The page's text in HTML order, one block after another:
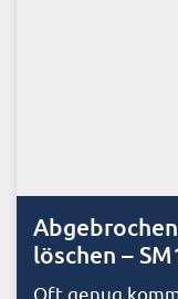
löschen –
Oft genug